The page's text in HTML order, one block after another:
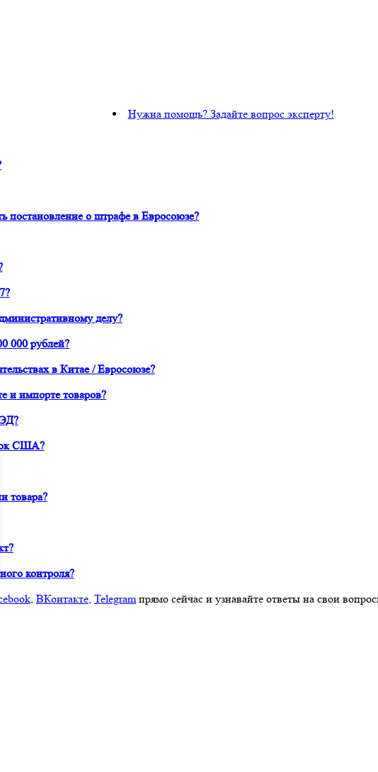
Нужна помощь? Задайте вопрос эксперту!
постановление о штрафе в Евросоюзе?
делу?
000 рублей?
в Китае / Евросоюзе?
и импорте товаров?
США?
товара?
контроля?
, ВКонтакте, Telegramпрямо сейчас и узнавайте ответы на свои